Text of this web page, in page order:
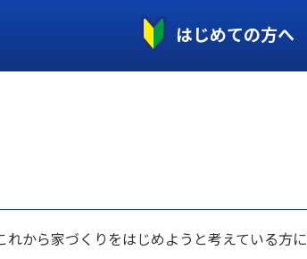
はじめての方へ
から家づくりをはじめようと考えている方